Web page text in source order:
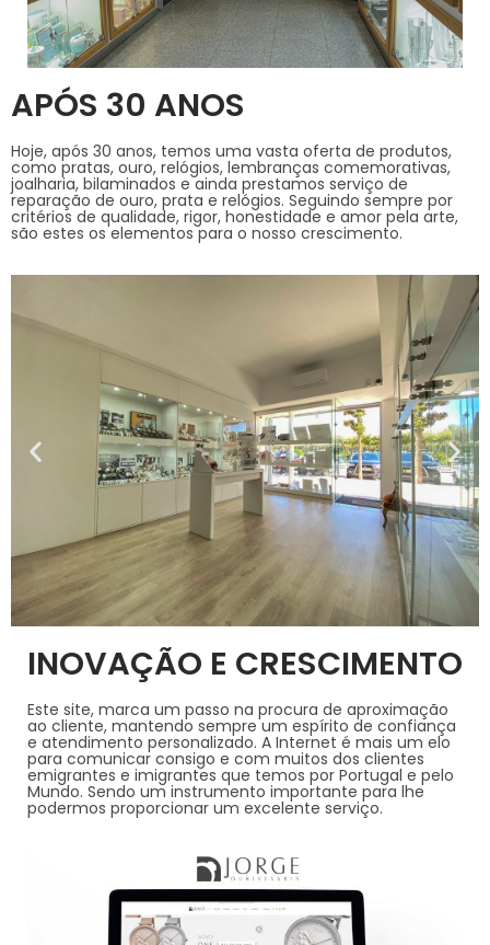
APÓS 30 ANOS
Hoje, após 30 anos, temos uma vasta oferta de produtos,
como pratas, ouro, relógios, lembranças comemorativas,
joalharia, bilaminados e ainda prestamos serviço de
reparação de ouro, prata e relógios. Seguindo sempre por
critérios de qualidade, rigor, honestidade e amor pela arte,
são estes os elementos para o nosso crescimento.
INOVAÇÃO E CRESCIMENTO
Este site, marca um passo na procura de aproximação
ao cliente, mantendo sempre um espírito de confiança
e atendimento personalizado. A Internet é mais um elo
para comunicar consigo e com muitos dos clientes
emigrantes e imigrantes que temos por Portugal e pelo
Mundo. Sendo um instrumento importante para lhe
podermos proporcionar um excelente serviço.